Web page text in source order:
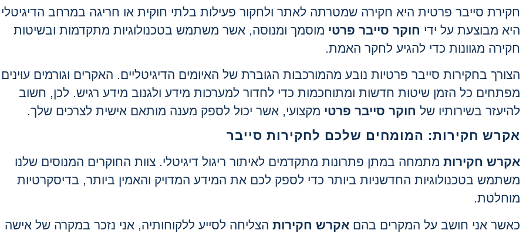
חקירת סייבר פרטית היא חקירה שמטרתה לאתר ולחקור פעילות בלתי חוקית או חריגה במרחב
היא מבוצעת על ידי חוקר סייבר פרטי מוסמך ומנוסה, אשר משתמש בטכנולוגיות מתקדמות ובשיטות
חקירה מגוונות כדי להגיע לחקר האמת.
הצורך בחקירות סייבר פרטיות נובע מהמורכבות הגוברת של האיומים הדיגיטליים. האקרים וגורמים עוינים
מפתחים כל הזמן שיטות חדשות ומתוחכמות כדי לחדור למערכות מידע ולגנוב מידע רגיש. לכן, חשוב
להיעזר בשירותיו של חוקר סייבר פרטי מקצועי, אשר יכול לספק מענה מותאם אישית לצרכים שלך.
אקרש חקירות: המומחים שלכם לחקירות סייבר
אקרש חקירות מתמחה במתן פתרונות מתקדמים לאיתור ריגול דיגיטלי. צוות החוקרים המנוסים שלנו
משתמש בטכנולוגיות החדשניות ביותר כדי לספק לכם את המידע המדויק והאמין ביותר, בדיסקרטיות
מוחלטת.
כאשר אני חושב על המקרים בהם אקרש חקירות הצליחה לסייע ללקוחותיה, אני נזכר במקרה של אישה